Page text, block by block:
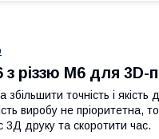
різзю М6 для 3D-
точність і
виробу не пріоритетна,
3Д друку та скоротити час.